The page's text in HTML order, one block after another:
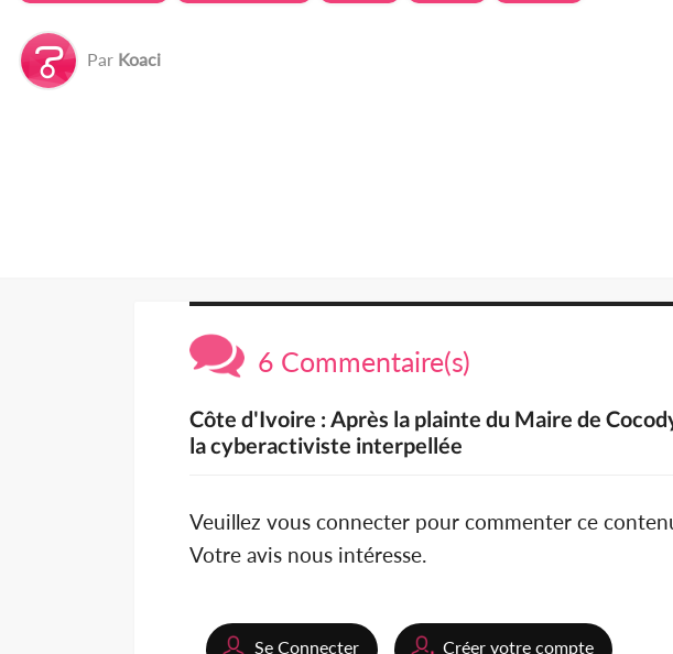
Par Koaci
6 Commentaire(s)
Côte d'Ivoire : Après la plainte du Maire de
la cyberactiviste interpellée
Veuillez vous connecter pour commenter ce
Votre avis nous intéresse.
Se Connecter Créer votre compte